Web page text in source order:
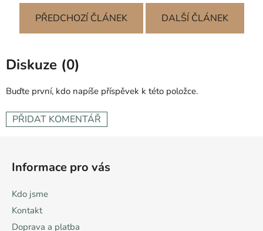
PŘEDCHOZÍ ČLÁNEK DALŠÍ ČLÁNEK
Diskuze (0)
Buďte první, kdo napíše příspěvek k této položce.
PŘIDAT KOMENTÁŘ
Informace pro vás
Kdo jsme
Kontakt
Doprava a platba